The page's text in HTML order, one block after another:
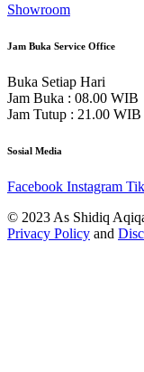
Showroom
Jam Buka Service Office
Buka Setiap Hari
Jam Buka : 08.00 WIB
Jam Tutup : 21.00 WIB
Sosial Media
Facebook Instagram
© 2023 As Shidiq
Privacy Policy and